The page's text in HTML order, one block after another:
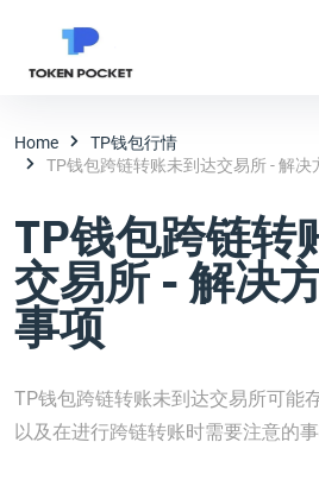
Home
TP钱包行情
TP钱包跨链转账未到达交易所 - 解决
TP钱包跨链转
交易所 - 解决
事项
TP钱包跨链转账未到达交易所可能
以及在进行跨链转账时需要注意的事